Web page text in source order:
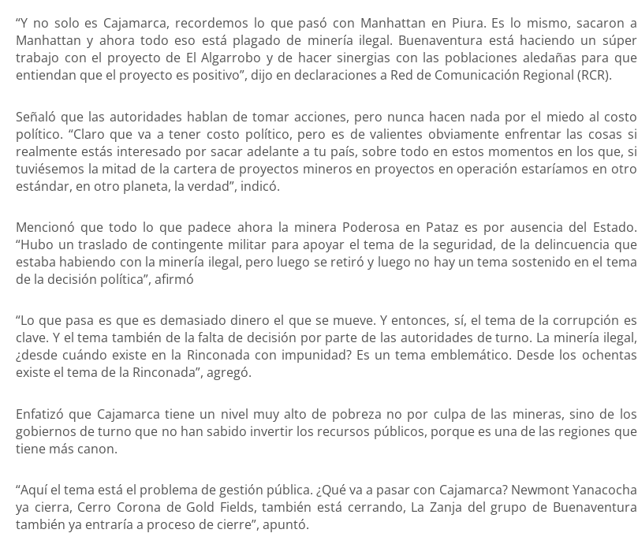
“Y no solo es Cajamarca, recordemos lo que pasó con Manhattan en Piura. Es lo mismo, sacaron a
Manhattan y ahora todo eso está plagado de minería ilegal. Buenaventura está haciendo un súper
trabajo con el proyecto de El Algarrobo y de hacer sinergias con las poblaciones aledañas para que
entiendan que el proyecto es positivo”, dijo en declaraciones a Red de Comunicación Regional (RCR).
Señaló que las autoridades hablan de tomar acciones, pero nunca hacen nada por el miedo al costo
político. “Claro que va a tener costo político, pero es de valientes obviamente enfrentar las cosas si
realmente estás interesado por sacar adelante a tu país, sobre todo en estos momentos en los que, si
tuviésemos la mitad de la cartera de proyectos mineros en proyectos en operación estaríamos en otro
estándar, en otro planeta, la verdad”, indicó.
Mencionó que todo lo que padece ahora la minera Poderosa en Pataz es por ausencia del Estado.
“Hubo un traslado de contingente militar para apoyar el tema de la seguridad, de la delincuencia que
estaba habiendo con la minería ilegal, pero luego se retiró y luego no hay un tema sostenido en el tema
de la decisión política”, afirmó
“Lo que pasa es que es demasiado dinero el que se mueve. Y entonces, sí, el tema de la corrupción es
clave. Y el tema también de la falta de decisión por parte de las autoridades de turno. La minería ilegal,
¿desde cuándo existe en la Rinconada con impunidad? Es un tema emblemático. Desde los ochentas
existe el tema de la Rinconada”, agregó.
Enfatizó que Cajamarca tiene un nivel muy alto de pobreza no por culpa de las mineras, sino de los
gobiernos de turno que no han sabido invertir los recursos públicos, porque es una de las regiones que
tiene más canon.
“Aquí el tema está el problema de gestión pública. ¿Qué va a pasar con Cajamarca? Newmont Yanacocha
ya cierra, Cerro Corona de Gold Fields, también está cerrando, La Zanja del grupo de Buenaventura
también ya entraría a proceso de cierre”, apuntó.